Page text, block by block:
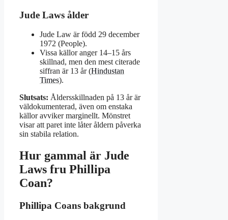
Jude Laws ålder
Jude Law är född 29 december
1972 (People).
Vissa källor anger 14–15 års
skillnad, men den mest citerade
siffran är 13 år (Hindustan
Times).
Slutsats: Åldersskillnaden på 13 år är
väldokumenterad, även om enstaka
källor avviker marginellt. Mönstret
visar att paret inte låter åldern påverka
sin stabila relation.
Hur gammal är Jude
Laws fru Phillipa
Coan?
Phillipa Coans bakgrund